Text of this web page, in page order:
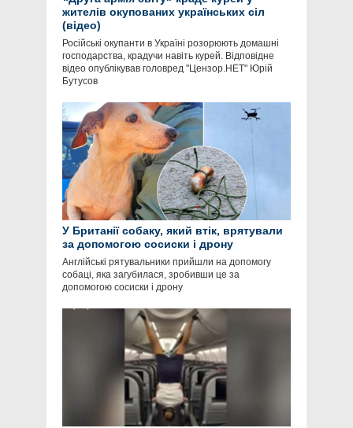
жителів окупованих українських сіл
(відео)
Російські окупанти в Україні розорюють домашні
господарства, крадучи навіть курей. Відповідне
відео опублікував головред "Цензор.НЕТ" Юрій
Бутусов
У Британії собаку, який втік, врятували
за допомогою сосиски і дрону
Англійські рятувальники прийшли на допомогу
собаці, яка загубилася, зробивши це за
допомогою сосиски і дрону